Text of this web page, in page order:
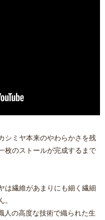
シミヤ本来のやわらかさを残
枚のストールが完成するまで
は繊維があまりにも細く繊細
人の高度な技術で織られた生